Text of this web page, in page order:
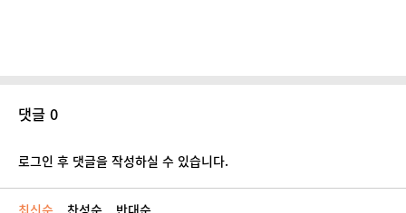
댓글 0
로그인 후 댓글을 작성하실 수 있습니다.
최신순 찬성순 반대순